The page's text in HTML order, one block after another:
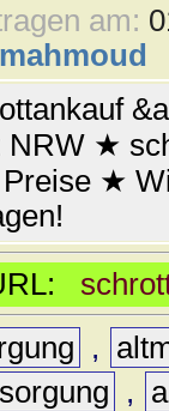
am:
mahmoud
NRW ★
★
,
,